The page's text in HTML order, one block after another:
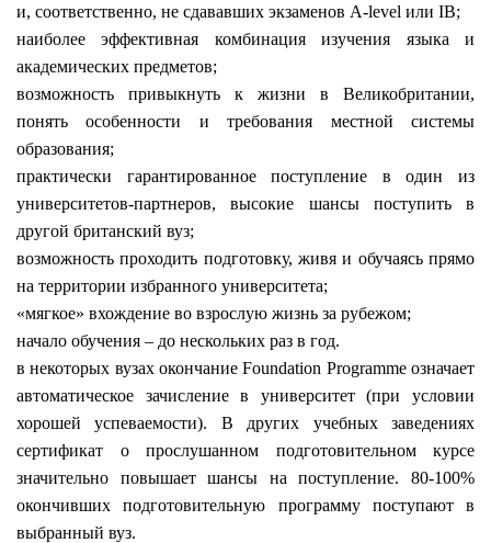
и, соответственно, не сдававших экзаменов A-level или IB;
наиболее эффективная комбинация изучения языка и
академических предметов;
возможность привыкнуть к жизни в Великобритании,
понять особенности и требования местной системы
образования;
практически гарантированноепоступление в один из
университетов-партнеров, высокие шансы поступить в
другой британский вуз;
возможность проходить подготовку, живя и обучаясь прямо
на территории избранного университета;
«мягкое» вхождение во взрослую жизнь за рубежом;
начало обучения – до нескольких раз в год.
в некоторых вузах окончание Foundation Programme означает
автоматическое зачисление в университет (при условии
хорошей успеваемости). В других учебных заведениях
сертификат о прослушанном подготовительном курсе
значительно повышает шансы на поступление. 80-100%
окончивших подготовительную программу поступают в
выбранный вуз.